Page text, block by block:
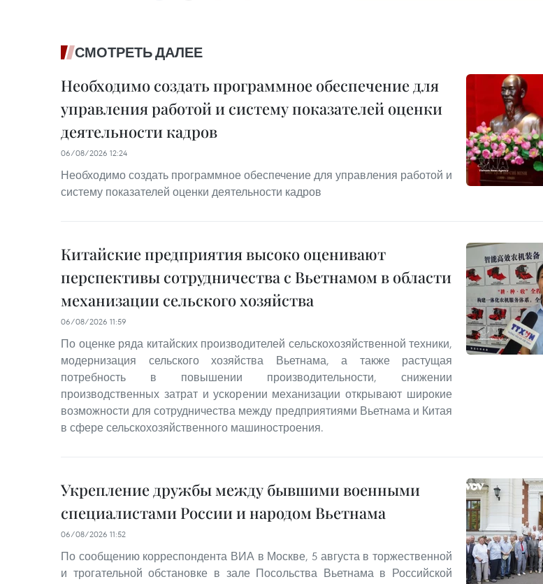
СМОТРЕТЬ ДАЛЕЕ
Необходимо создать программное обеспечение для
управления работой и систему показателей оценки
деятельности кадров
06/08/2026 12:24
Необходимо создать программное обеспечение для управления работой и
систему показателей оценки деятельности кадров
Китайские предприятия высоко оценивают
перспективы сотрудничества с Вьетнамом в области
механизации сельского хозяйства
06/08/2026 11:59
По оценке ряда китайских производителей сельскохозяйственной техники,
модернизация сельского хозяйства Вьетнама, а также растущая
потребность в повышении производительности, снижении
производственных затрат и ускорении механизации открывают широкие
возможности для сотрудничества между предприятиями Вьетнама и Китая
в сфере сельскохозяйственного машиностроения.
Укрепление дружбы между бывшими военными
специалистами России и народом Вьетнама
06/08/2026 11:52
По сообщению корреспондента ВИА в Москве, 5 августа в торжественной
и трогательной обстановке в зале Посольства Вьетнама в Российской